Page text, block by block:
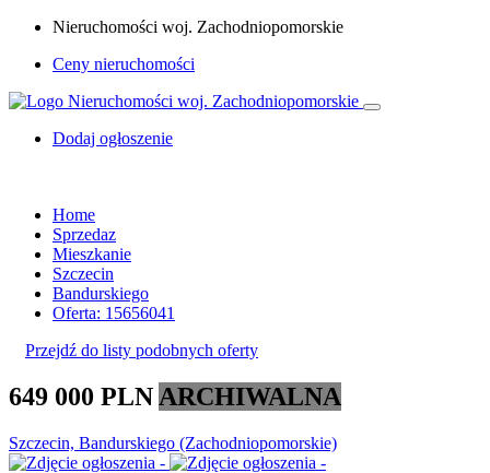
Nieruchomości woj. Zachodniopomorskie
Ceny nieruchomości
Dodaj ogłoszenie
Home
Sprzedaz
Mieszkanie
Szczecin
Bandurskiego
Oferta: 15656041
Przejdź do listy podobnych oferty
649 000 PLN ARCHIWALNA
Szczecin, Bandurskiego (Zachodniopomorskie)